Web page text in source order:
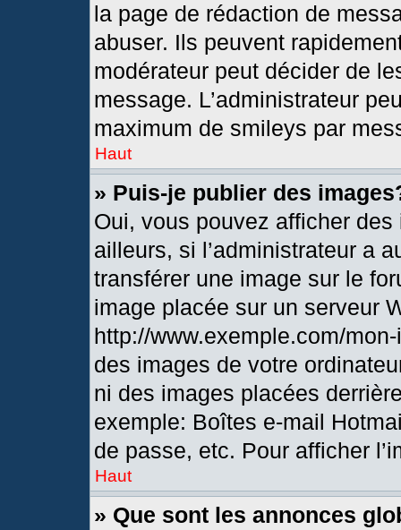
la page de rédaction de
abuser. Ils peuvent
modérateur peut décider de
message. L’administrateur
maximum de smileys par
Haut
» Puis-je publier des
Oui, vous pouvez afficher
ailleurs, si l’administrateur a
transférer une image sur le
image placée sur un serveur
http://www.exemple.com/
des images de votre
ni des images placées
exemple: Boîtes e-mail
de passe, etc. Pour afficher
Haut
» Que sont les annonces